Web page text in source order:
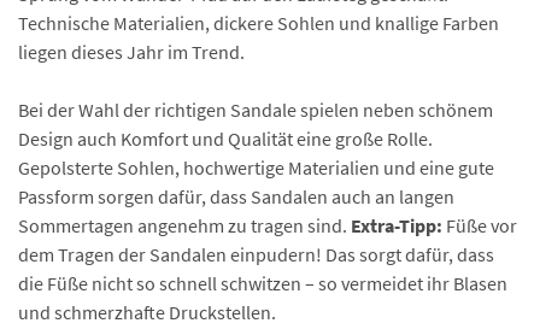
Technische Materialien, dickere Sohlen und knallige Farben
liegen dieses Jahr im Trend.
Bei der Wahl der richtigen Sandale spielen neben schönem
Design auch Komfort und Qualität eine große Rolle.
Gepolsterte Sohlen, hochwertige Materialien und eine gute
Passform sorgen dafür, dass Sandalen auch an langen
Sommertagen angenehm zu tragen sind. Extra-Tipp: Füße vor
dem Tragen der Sandalen einpudern! Das sorgt dafür, dass
die Füße nicht so schnell schwitzen – so vermeidet ihr Blasen
und schmerzhafte Druckstellen.